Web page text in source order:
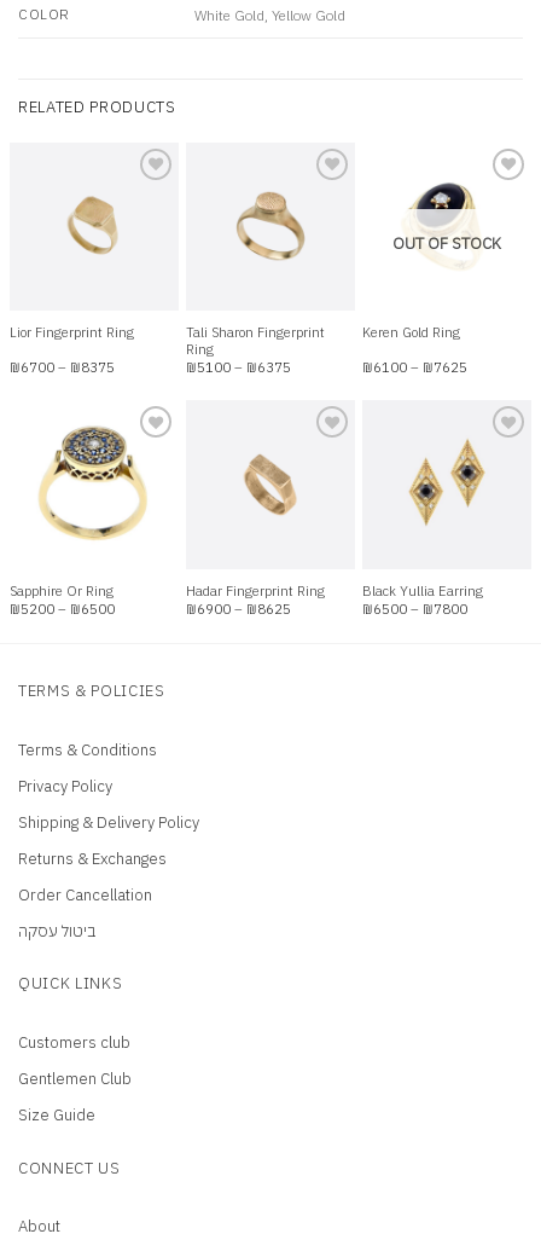
COLOR White Gold, Yellow Gold
RELATED PRODUCTS
Lior Fingerprint Ring
₪6700 – ₪8375
through
₪8375
wishlist
Tali Sharon Fingerprint
Ring
₪5100 – ₪6375Price
through
₪6375
Add to
wishlist
OUT OF STOCK
Keren Gold Ring
₪6100 – ₪7625Price
through
₪7625
Add to
wishlist
Sapphire Or Ring
₪5200 – ₪6500Price
Hadar Fingerprint Ring
₪6900 – ₪8625Price
Black Yullia Earring
₪6500 – ₪7800Price
TERMS & POLICIES
Terms & Conditions
Privacy Policy
Shipping & Delivery Policy
Returns & Exchanges
Order Cancellation
ביטול עסקה
QUICK LINKS
Customers club
Gentlemen Club
Size Guide
CONNECT US
About